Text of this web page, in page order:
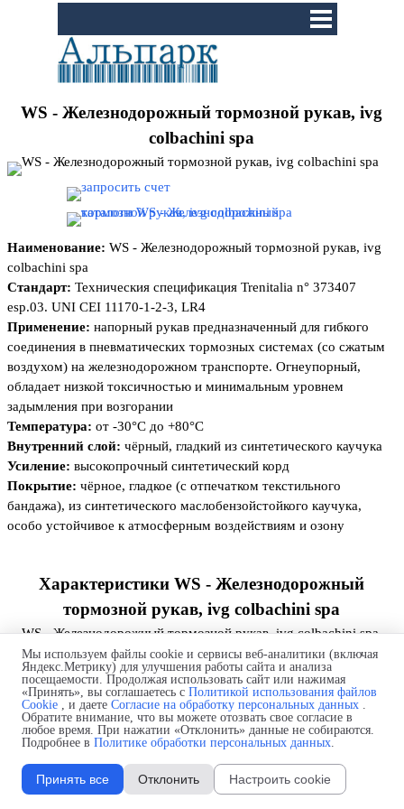
Перейти к контенту
WS - Железнодорожный тормозной рукав, ivg
colbachini spa
Наименование: WS - Железнодорожный тормозной рукав, ivg
colbachini spa
Стандарт: Техническия спецификация Trenitalia n° 373407
esp.03. UNI CEI 11170-1-2-3, LR4
Применение: напорный рукав предназначенный для гибкого
соединения в пневматических тормозных системах (со сжатым
воздухом) на железнодорожном транспорте. Огнеупорный,
обладает низкой токсичностью и минимальным уровнем
задымления при возгорании
Температура: от -30°C до +80°C
Внутренний слой: чёрный, гладкий из синтетического каучука
Усиление: высокопрочный синтетический корд
Покрытие: чёрное, гладкое (с отпечатком текстильного
бандажа), из синтетического маслобензойстойкого каучука,
особо устойчивое к атмосферным воздействиям и озону
ХарактеристикиWS - Железнодорожный
тормозной рукав, ivg colbachini spa
Назад к содержимому
Мы используем файлы cookie и сервисы веб-аналитики (включая
Яндекс.Метрику) для улучшения работы сайта и анализа
посещаемости. Продолжая использовать сайт или нажимая
«Принять», вы соглашаетесь с Политикой использования файлов
Cookie , и даете Согласие на обработку персональных данных .
Обратите внимание, что вы можете отозвать свое согласие в
любое время. При нажатии «Отклонить» данные не собираются.
Подробнее в Политике обработки персональных данных.
Принять все Отклонить Настроить cookie